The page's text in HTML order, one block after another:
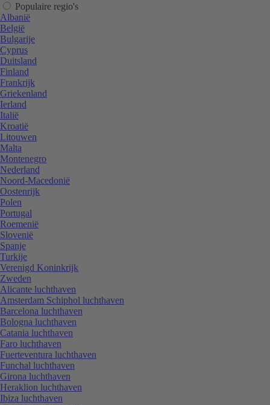
Populaire regio's
Albanië
België
Bulgarije
Cyprus
Duitsland
Finland
Frankrijk
Griekenland
Ierland
Italië
Kroatië
Litouwen
Malta
Montenegro
Nederland
Noord-Macedonië
Oostenrijk
Polen
Portugal
Roemenië
Slovenië
Spanje
Turkije
Verenigd Koninkrijk
Zweden
Alicante luchthaven
Amsterdam Schiphol luchthaven
Barcelona luchthaven
Bologna luchthaven
Catania luchthaven
Faro luchthaven
Fuerteventura luchthaven
Funchal luchthaven
Girona luchthaven
Heraklion luchthaven
Ibiza luchthaven